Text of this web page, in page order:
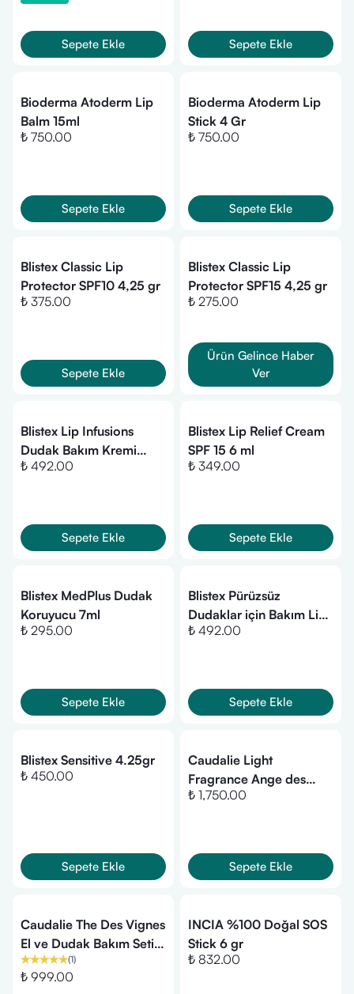
Sepete Ekle Sepete Ekle
Bioderma Atoderm Lip
Balm 15ml
₺ 750.00
Sepete Ekle
Bioderma Atoderm Lip
Stick 4 Gr
₺ 750.00
Sepete Ekle
Blistex Classic Lip
Protector SPF10 4,25 gr
₺ 375.00
Sepete Ekle
Blistex Classic Lip
Protector SPF15 4,25 gr
₺ 275.00
Ürün Gelince Haber
Ver
Blistex Lip Infusions
Dudak Bakım Kremi
SPF15 3,7 gr
₺ 492.00
Sepete Ekle
Blistex Lip Relief Cream
SPF 15 6 ml
₺ 349.00
Sepete Ekle
Blistex MedPlus Dudak
Koruyucu 7ml
₺ 295.00
Sepete Ekle
Blistex Pürüzsüz
Dudaklar için Bakım Lip
Infusions Nourish SPF15
₺ 492.00
Sepete Ekle
Blistex Sensitive 4.25gr
₺ 450.00
Sepete Ekle
Caudalie Light
Fragrance Ange des
Vignes Set-Parfüm ve
₺ 1,750.00
Sepete Ekle
Caudalie The Des Vignes
El ve Dudak Bakım Seti
(Onarıcı Krem
30ml+Dudak Kremi
(1)
₺ 999.00
INCIA %100 Doğal SOS
Stick 6 gr
₺ 832.00